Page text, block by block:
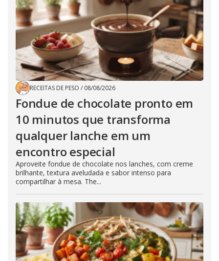
RECEITAS DE PESO / 08/08/2026
Fondue de chocolate pronto em
10 minutos que transforma
qualquer lanche em um
encontro especial
Aproveite fondue de chocolate nos lanches, com creme
brilhante, textura aveludada e sabor intenso para
compartilhar à mesa. The...